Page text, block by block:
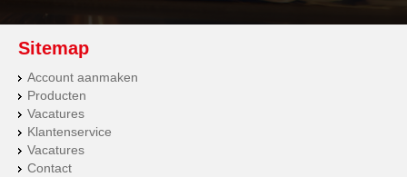
Sitemap
Account aanmaken
Producten
Vacatures
Klantenservice
Vacatures
Contact